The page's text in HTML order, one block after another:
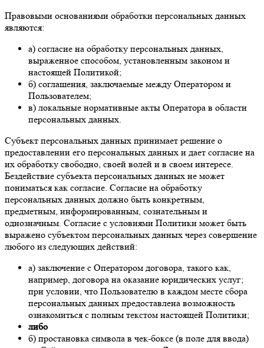
Правовыми основаниями обработки персональных данных
являются:
а) согласие на обработку персональных данных,
выраженное способом, установленным законом и
настоящей Политикой;
б) соглашения, заключаемые между Оператором и
Пользователем;
в) локальные нормативные акты Оператора в области
персональных данных.
Субъект персональных данных принимает решение о
предоставлении его персональных данных и дает согласие на
их обработку свободно, своей волей и в своем интересе.
Бездействие субъекта персональных данных не может
пониматься как согласие. Согласие на обработку
персональных данных должно быть конкретным,
предметным, информированным, сознательным и
однозначным. Согласие с условиями Политики может быть
выражено субъектом персональных данных через совершение
любого из следующих действий:
а) заключение с Оператором договора, такого как,
например, договора на оказание юридических услуг;
при условии, что Пользователю в каждом месте сбора
персональных данных предоставлена возможность
ознакомиться с полным текстом настоящей Политики;
либо
б) простановка символа в чек-боксе (в поле для ввода)